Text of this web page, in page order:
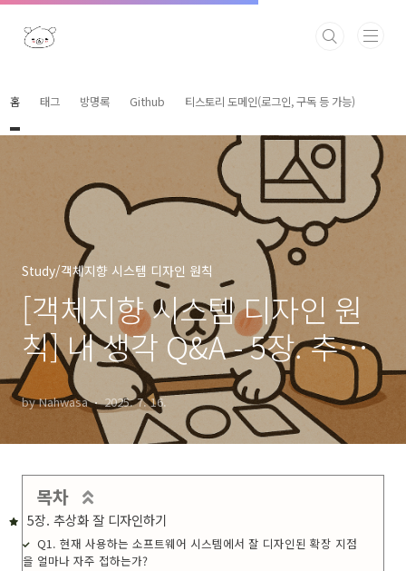
본문 바로가기
홈 태그 방명록 Github 티스토리 도메인(로그인, 구독 등 가능)
Study/객체지향 시스템 디자인 원칙
[객체지향 시스템 디자인 원
칙] 내 생각 Q&A - 5장. 추상
화 잘 디자인하기
by Nahwasa 2025. 7. 16.
목차
5장. 추상화 잘 디자인하기
Q1. 현재 사용하는 소프트웨어 시스템에서 잘 디자인된 확장 지점
을 얼마나 자주 접하는가?